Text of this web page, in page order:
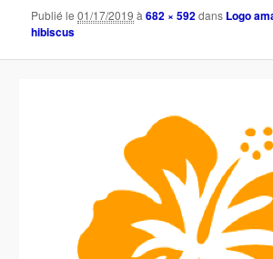
Publié le01/17/2019 à682 × 592dans Logo
hibiscus